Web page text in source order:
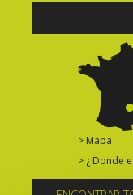
> Mapa
> ¿ Donde